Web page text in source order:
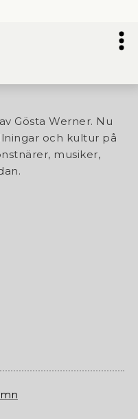
Gösta Werner. Nu
och kultur på
musiker,